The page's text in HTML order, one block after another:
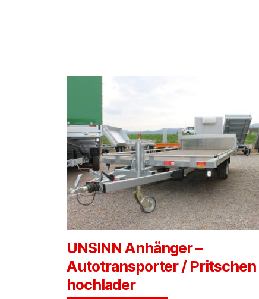
UNSINN Anhänger –
Autotransporter / Pritschen
hochlader